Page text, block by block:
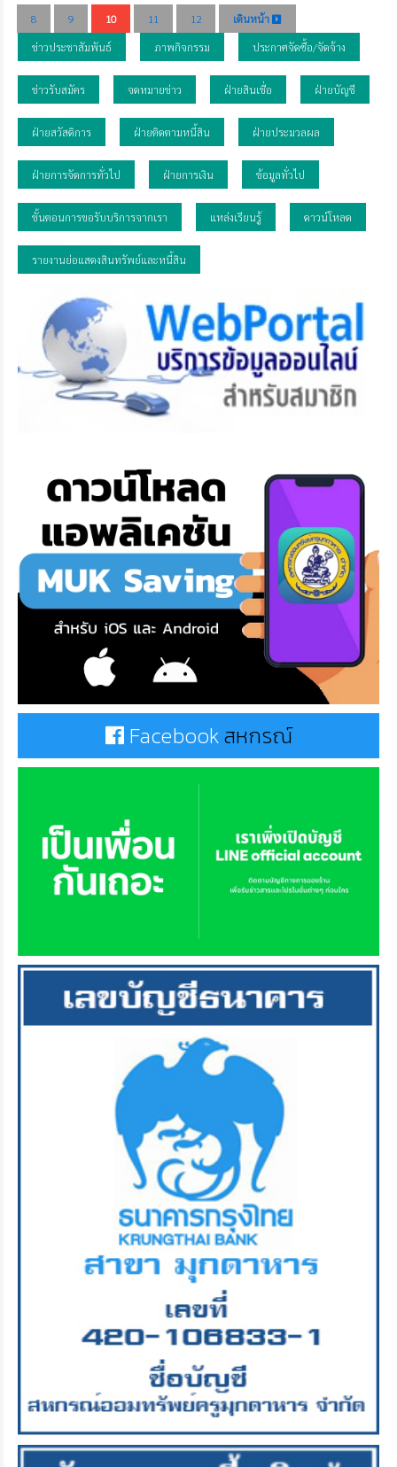
8 9 10 11 12
เดินหน้า
ข่าวประชาสัมพันธ์
ภาพกิจกรรม ประกาศจัดซื้อ/จัดจ้าง
ข่าวรับสมัคร จดหมายข่าว ฝ่ายสินเชื่อ ฝ่ายบัญชี
ฝ่ายสวัสดิการ ฝ่ายติดตามหนี้สิน ฝ่ายประมวลผล
ฝ่ายการจัดการทั่วไป ฝ่ายการเงิน ข้อมูลทั่วไป
ขั้นตอนการขอรับบริการจากเรา แหล่งเรียนรู้ ดาวน์โหลด
รายงานย่อแสดงสินทรัพย์และหนี้สิน
Facebookสหกรณ์